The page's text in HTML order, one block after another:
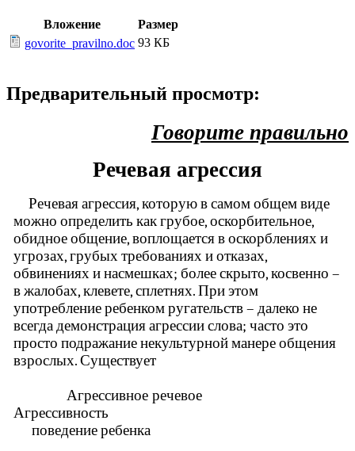
Вложение
Размер
govorite_pravilno.doc 93 КБ
Предварительный просмотр:
Говорите правильно
Речевая агрессия
Речевая агрессия, которую в самом общем виде
можно определить как грубое, оскорбительное,
обидное общение, воплощается в оскорблениях и
угрозах, грубых требованиях и отказах,
обвинениях и насмешках; более скрыто, косвенно –
в жалобах, клевете, сплетнях. При этом
употребление ребенком ругательств – далеко не
всегда демонстрация агрессии слова; часто это
просто подражание некультурной манере общения
взрослых. Существует
Агрессивное речевое
Агрессивность
поведение ребенка